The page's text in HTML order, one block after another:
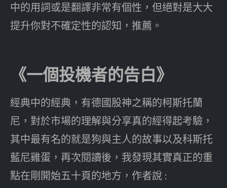
中的用詞或是翻譯非常有個性，但絕對是大大
提升你對不確定性的認知，推薦。
《一個投機者的告白》
經典中的經典，有德國股神之稱的柯斯托蘭
尼，對於市場的理解與分享真的經得起考驗，
其中最有名的就是狗與主人的故事以及科斯托
藍尼雞蛋，再次閱讀後，我發現其實真正的重
點在剛開始五十頁的地方，作者說 :